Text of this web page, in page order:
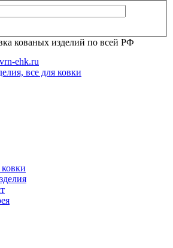
кованых изделий по всей РФ
ehk.ru